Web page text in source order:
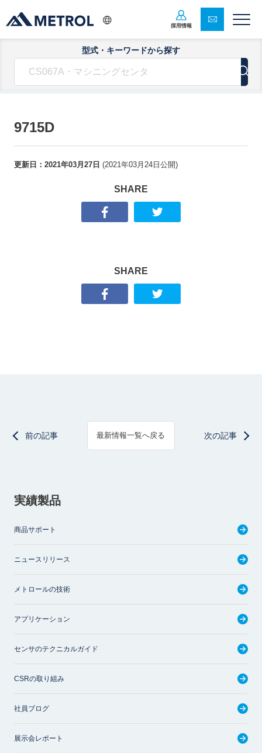
採用情報
型式・キーワードから探す
9715D
更新日： 2021年03月27日 (2021年03月24日 公開)
SHARE
SHARE
前の記事 最新情報一覧へ戻る 次の記事
実績製品
商品サポート
ニュースリリース
メトロールの技術
アプリケーション
センサのテクニカルガイド
CSRの取り組み
社員ブログ
展示会レポート